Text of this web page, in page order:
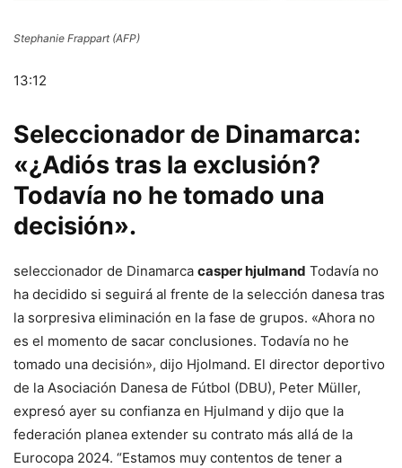
Stephanie Frappart (AFP)
13:12
Seleccionador de Dinamarca:
«¿Adiós tras la exclusión?
Todavía no he tomado una
decisión».
seleccionador de Dinamarca casper hjulmand Todavía no
ha decidido si seguirá al frente de la selección danesa tras
la sorpresiva eliminación en la fase de grupos. «Ahora no
es el momento de sacar conclusiones. Todavía no he
tomado una decisión», dijo Hjolmand. El director deportivo
de la Asociación Danesa de Fútbol (DBU), Peter Müller,
expresó ayer su confianza en Hjulmand y dijo que la
federación planea extender su contrato más allá de la
Eurocopa 2024. “Estamos muy contentos de tener a